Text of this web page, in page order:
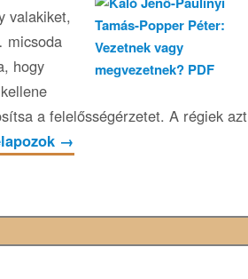
valakiket,
micsoda
hogy
a felelősségérzetet. A régiek azt
→